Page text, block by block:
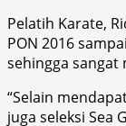
Pelatih Karate,
PON 2016
sehingga
“Selain
juga seleksi Sea